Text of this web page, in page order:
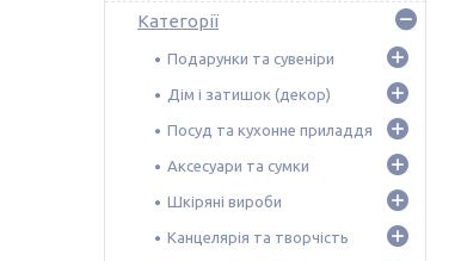
Категорії
Подарунки та сувеніри
Дім і затишок (декор)
Посуд та кухонне приладдя
Аксесуари та сумки
Шкіряні вироби
Канцелярія та творчість